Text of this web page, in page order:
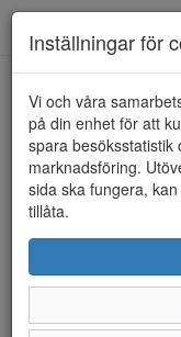
HEM CROCS
Inställningar för
Vi och våra
på din enhet för att
spara besöksstatistik
marknadsföring.
sida ska fungera,
tillåta.